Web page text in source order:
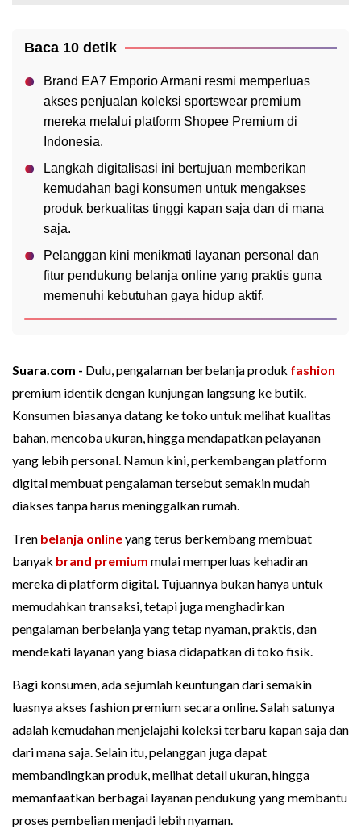
Baca 10 detik
Brand EA7 Emporio Armani resmi memperluas
akses penjualan koleksi sportswear premium
mereka melalui platform Shopee Premium di
Indonesia.
Langkah digitalisasi ini bertujuan memberikan
kemudahan bagi konsumen untuk mengakses
produk berkualitas tinggi kapan saja dan di mana
saja.
Pelanggan kini menikmati layanan personal dan
fitur pendukung belanja online yang praktis guna
memenuhi kebutuhan gaya hidup aktif.
Suara.com - Dulu, pengalaman berbelanja produk fashion
premium identik dengan kunjungan langsung ke butik.
Konsumen biasanya datang ke toko untuk melihat kualitas
bahan, mencoba ukuran, hingga mendapatkan pelayanan
yang lebih personal. Namun kini, perkembangan platform
digital membuat pengalaman tersebut semakin mudah
diakses tanpa harus meninggalkan rumah.
Tren belanja onlineyang terus berkembang membuat
banyak brand premium mulai memperluas kehadiran
mereka di platform digital. Tujuannya bukan hanya untuk
memudahkan transaksi, tetapi juga menghadirkan
pengalaman berbelanja yang tetap nyaman, praktis, dan
mendekati layanan yang biasa didapatkan di toko fisik.
Bagi konsumen, ada sejumlah keuntungan dari semakin
luasnya akses fashion premium secara online. Salah satunya
adalah kemudahan menjelajahi koleksi terbaru kapan saja dan
dari mana saja. Selain itu, pelanggan juga dapat
membandingkan produk, melihat detail ukuran, hingga
memanfaatkan berbagai layanan pendukung yang membantu
proses pembelian menjadi lebih nyaman.